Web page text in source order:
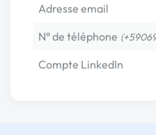
Adresse email
N° de téléphone
Compte LinkedIn